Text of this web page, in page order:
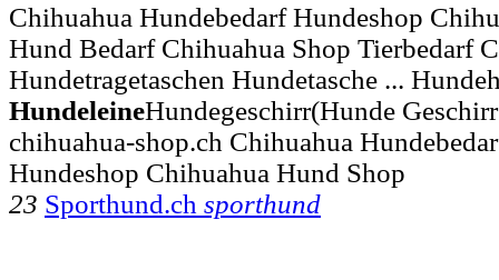
Chihuahua Hundebedarf Hundeshop
Hund Bedarf Chihuahua Shop Tierbedarf
Hundetragetaschen Hundetasche ...
HundeleineHundegeschirr(Hunde
chihuahua-shop.ch Chihuahua
Hundeshop Chihuahua Hund Shop
23 Sporthund.ch sporthund